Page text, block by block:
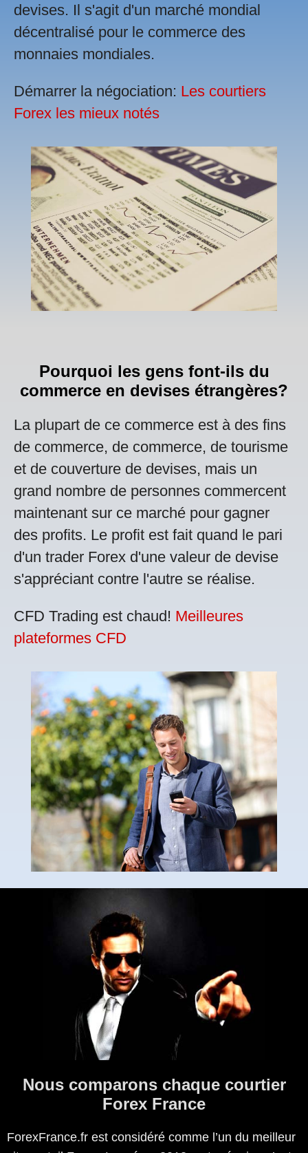
devises. Il s'agit d'un marché mondial
décentralisé pour le commerce des
monnaies mondiales.
Démarrer la négociation: Les courtiers
Forex les mieux notés
Pourquoi les gens font-ils du
commerce en devises étrangères?
La plupart de ce commerce est à des fins
de commerce, de commerce, de tourisme
et de couverture de devises, mais un
grand nombre de personnes commercent
maintenant sur ce marché pour gagner
des profits. Le profit est fait quand le pari
d'un trader Forex d'une valeur de devise
s'appréciant contre l'autre se réalise.
CFD Trading est chaud! Meilleures
plateformes CFD
Nous comparons chaque courtier
Forex France
ForexFrance.fr est considéré comme l’un du meilleur